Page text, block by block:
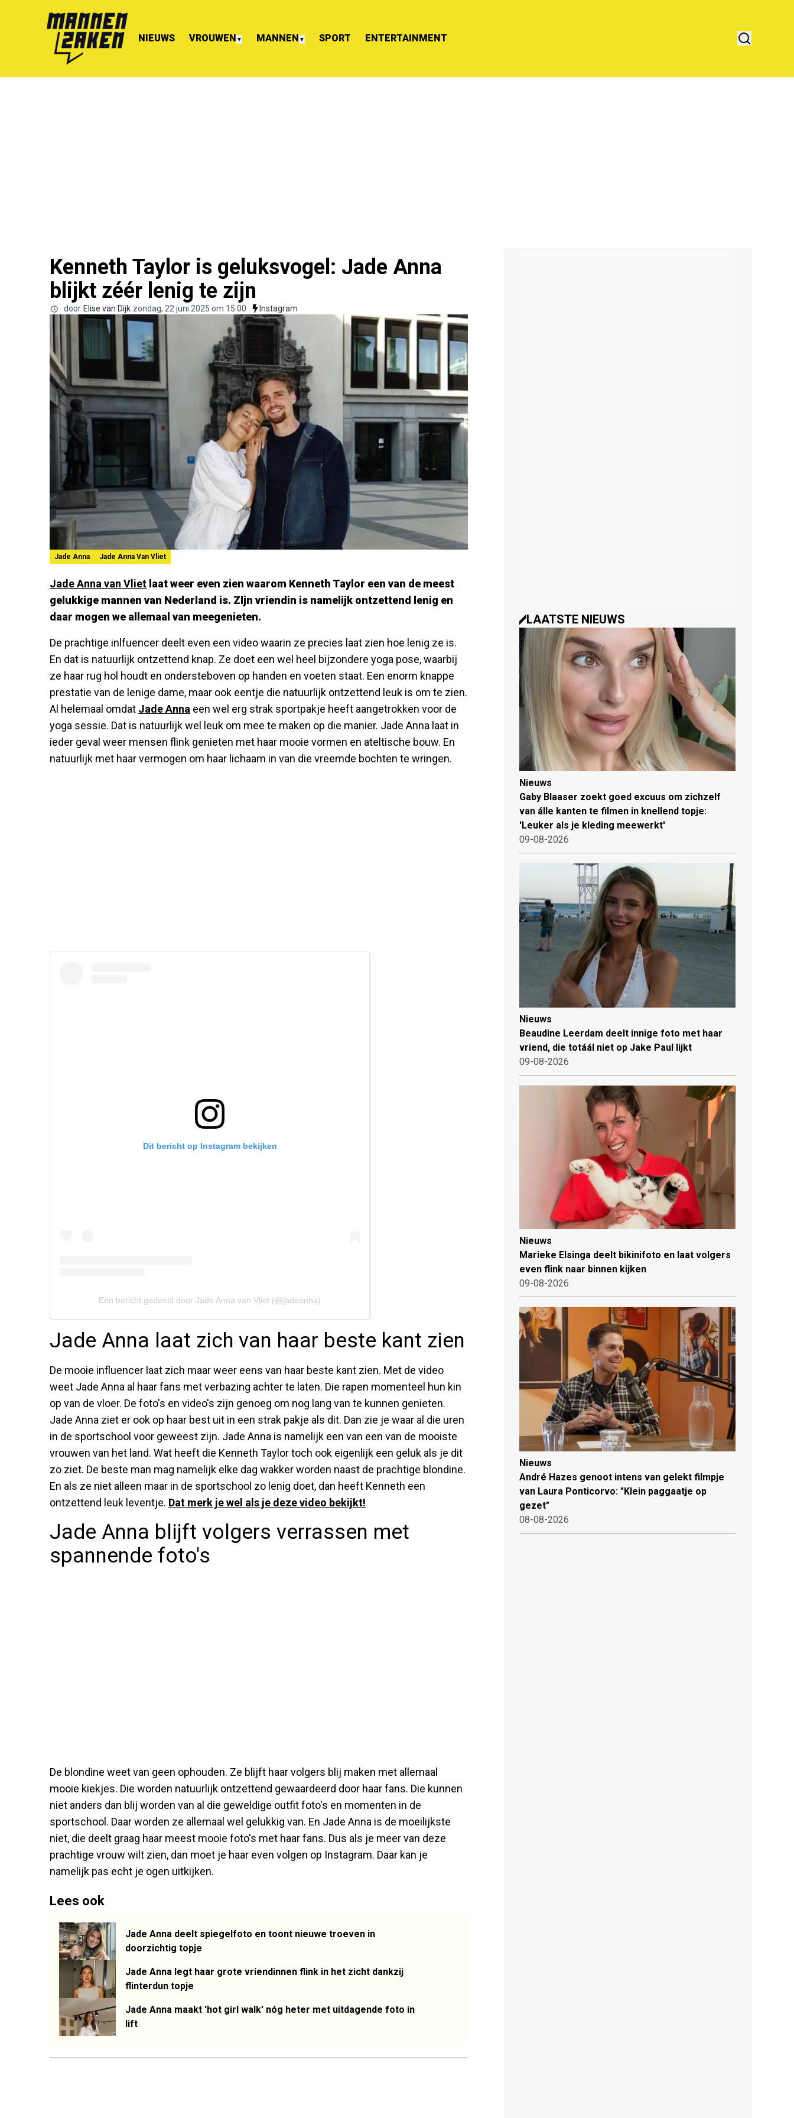
NIEUWS VROUWEN ▼ MANNEN ▼ SPORT ENTERTAINMENT
Kenneth Taylor is geluksvogel: Jade Anna
blijkt zéér lenig te zijn
door Elise van Dijk zondag, 22 juni 2025 om 15:00 Instagram
Jade Anna Jade Anna Van Vliet
Jade Anna van Vliet laat weer even zien waarom Kenneth Taylor een van de meest
gelukkige mannen van Nederland is. ZIjn vriendin is namelijk ontzettend lenig en
daar mogen we allemaal van meegenieten.
De prachtige inlfuencer deelt even een video waarin ze precies laat zien hoe lenig ze is.
En dat is natuurlijk ontzettend knap. Ze doet een wel heel bijzondere yoga pose, waarbij
ze haar rug hol houdt en ondersteboven op handen en voeten staat. Een enorm knappe
prestatie van de lenige dame, maar ook eentje die natuurlijk ontzettend leuk is om te zien.
Al helemaal omdat Jade Anna een wel erg strak sportpakje heeft aangetrokken voor de
yoga sessie. Dat is natuurlijk wel leuk om mee te maken op die manier. Jade Anna laat in
ieder geval weer mensen flink genieten met haar mooie vormen en ateltische bouw. En
natuurlijk met haar vermogen om haar lichaam in van die vreemde bochten te wringen.
Dit bericht op Instagram bekijken
Een bericht gedeeld door Jade Anna van Vliet (@jadeanna)
Jade Anna laat zich van haar beste kant zien
De mooie influencer laat zich maar weer eens van haar beste kant zien. Met de video
weet Jade Anna al haar fans met verbazing achter te laten. Die rapen momenteel hun kin
op van de vloer. De foto's en video's zijn genoeg om nog lang van te kunnen genieten.
Jade Anna ziet er ook op haar best uit in een strak pakje als dit. Dan zie je waar al die uren
in de sportschool voor geweest zijn. Jade Anna is namelijk een van een van de mooiste
vrouwen van het land. Wat heeft die Kenneth Taylor toch ook eigenlijk een geluk als je dit
zo ziet. De beste man mag namelijk elke dag wakker worden naast de prachtige blondine.
En als ze niet alleen maar in de sportschool zo lenig doet, dan heeft Kenneth een
ontzettend leuk leventje. Dat merk je wel als je deze video bekijkt!
Jade Anna blijft volgers verrassen met
spannende foto's
De blondine weet van geen ophouden. Ze blijft haar volgers blij maken met allemaal
mooie kiekjes. Die worden natuurlijk ontzettend gewaardeerd door haar fans. Die kunnen
niet anders dan blij worden van al die geweldige outfit foto's en momenten in de
sportschool. Daar worden ze allemaal wel gelukkig van. En Jade Anna is de moeilijkste
niet, die deelt graag haar meest mooie foto's met haar fans. Dus als je meer van deze
prachtige vrouw wilt zien, dan moet je haar even volgen op Instagram. Daar kan je
namelijk pas echt je ogen uitkijken.
Lees ook
Jade Anna deelt spiegelfoto en toont nieuwe troeven in
doorzichtig topje
Jade Anna legt haar grote vriendinnen flink in het zicht dankzij
flinterdun topje
Jade Anna maakt 'hot girl walk' nóg heter met uitdagende foto in
lift
LAATSTE NIEUWS
Nieuws
Gaby Blaaser zoekt goed excuus om zichzelf
van álle kanten te filmen in knellend topje:
'Leuker als je kleding meewerkt'
09-08-2026
Nieuws
Beaudine Leerdam deelt innige foto met haar
vriend, die totáál niet op Jake Paul lijkt
09-08-2026
Nieuws
Marieke Elsinga deelt bikinifoto en laat volgers
even flink naar binnen kijken
09-08-2026
Nieuws
André Hazes genoot intens van gelekt filmpje
van Laura Ponticorvo: "Klein paggaatje op
gezet"
08-08-2026